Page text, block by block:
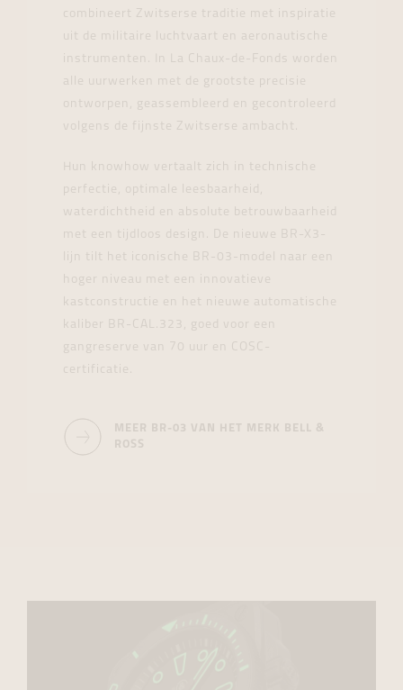
combineert Zwitserse traditie met inspiratie
uit de militaire luchtvaart en aeronautische
instrumenten. In La Chaux-de-Fonds worden
alle uurwerken met de grootste precisie
ontworpen, geassembleerd en gecontroleerd
volgens de fijnste Zwitserse ambacht.
Hun knowhow vertaalt zich in technische
perfectie, optimale leesbaarheid,
waterdichtheid en absolute betrouwbaarheid
met een tijdloos design. De nieuwe BR-X3-
lijn tilt het iconische BR-03-model naar een
hoger niveau met een innovatieve
kastconstructie en het nieuwe automatische
kaliber BR-CAL.323, goed voor een
gangreserve van 70 uur en COSC-
certificatie.
MEER BR-03 VAN HET MERK BELL &
ROSS